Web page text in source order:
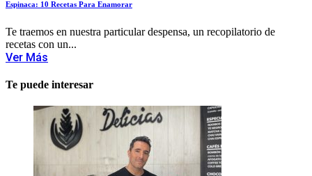
Espinaca: 10 Recetas Para Enamorar
Te traemos en nuestra particular despensa, un recopilatorio de
recetas con un...
Ver Más
Te puede interesar